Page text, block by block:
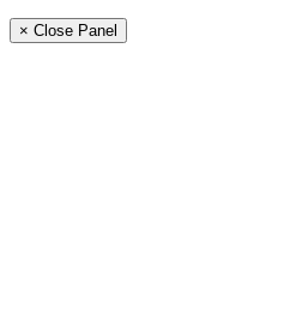
× Close Panel